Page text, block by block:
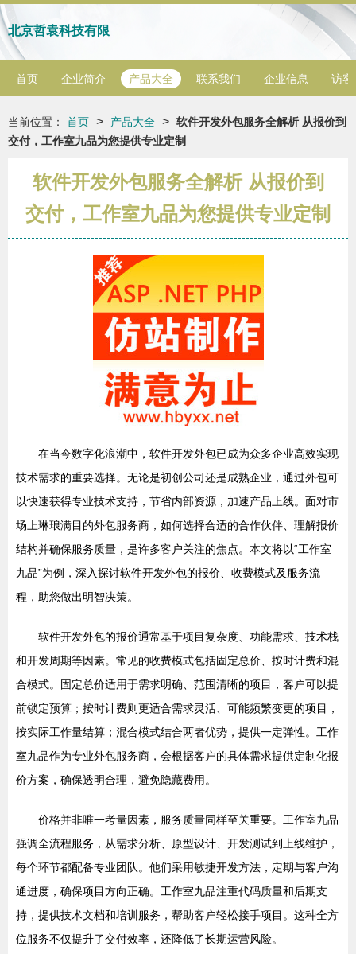
北京哲袁科技有限
首页 企业简介 产品大全 联系我们 企业信息 访客
当前位置： 首页 > 产品大全 > 软件开发外包服务全解析 从报价到
交付，工作室九品为您提供专业定制
软件开发外包服务全解析 从报价到
交付，工作室九品为您提供专业定制
在当今数字化浪潮中，软件开发外包已成为众多企业高效实现
技术需求的重要选择。无论是初创公司还是成熟企业，通过外包可
以快速获得专业技术支持，节省内部资源，加速产品上线。面对市
场上琳琅满目的外包服务商，如何选择合适的合作伙伴、理解报价
结构并确保服务质量，是许多客户关注的焦点。本文将以“工作室
九品”为例，深入探讨软件开发外包的报价、收费模式及服务流
程，助您做出明智决策。
软件开发外包的报价通常基于项目复杂度、功能需求、技术栈
和开发周期等因素。常见的收费模式包括固定总价、按时计费和混
合模式。固定总价适用于需求明确、范围清晰的项目，客户可以提
前锁定预算；按时计费则更适合需求灵活、可能频繁变更的项目，
按实际工作量结算；混合模式结合两者优势，提供一定弹性。工作
室九品作为专业外包服务商，会根据客户的具体需求提供定制化报
价方案，确保透明合理，避免隐藏费用。
价格并非唯一考量因素，服务质量同样至关重要。工作室九品
强调全流程服务，从需求分析、原型设计、开发测试到上线维护，
每个环节都配备专业团队。他们采用敏捷开发方法，定期与客户沟
通进度，确保项目方向正确。工作室九品注重代码质量和后期支
持，提供技术文档和培训服务，帮助客户轻松接手项目。这种全方
位服务不仅提升了交付效率，还降低了长期运营风险。